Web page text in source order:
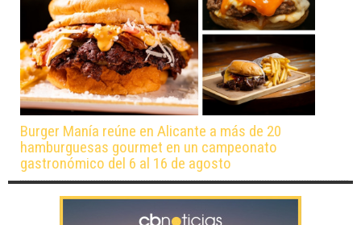
Burger Manía reúne en Alicante a más de 20
hamburguesas gourmet en un campeonato
gastronómico del 6 al 16 de agosto